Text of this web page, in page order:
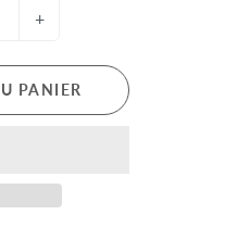
+
PANIER